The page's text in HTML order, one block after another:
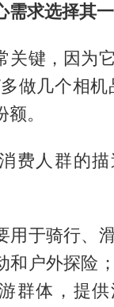
求选择其一
关键，因为
做几个相机
。
费人群的
用于骑行、
和户外探险
群体，提